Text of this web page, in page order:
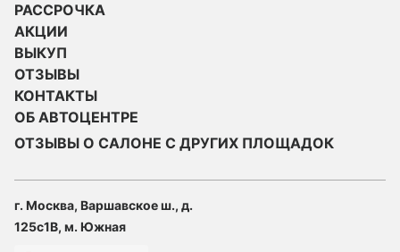
РАССРОЧКА
АКЦИИ
ВЫКУП
ОТЗЫВЫ
КОНТАКТЫ
ОБ АВТОЦЕНТРЕ
ОТЗЫВЫ О САЛОНЕ С ДРУГИХ ПЛОЩАДОК
г. Москва, Варшавское ш., д.
125с1В, м. Южная